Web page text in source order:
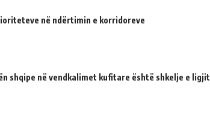
në ndërtimin e korridoreve
shqipe në vendkalimet kufitare është shkelje e ligjit